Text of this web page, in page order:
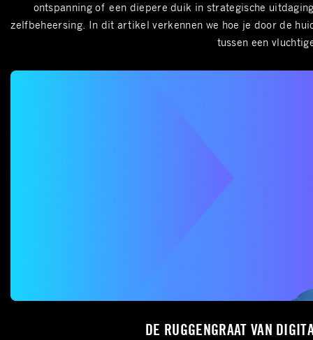
ontspanning of een diepere duik in strategische
zelfbeheersing. In dit artikel verkennen we hoe je door de
tussen een
DE RUGGENGRAAT VAN